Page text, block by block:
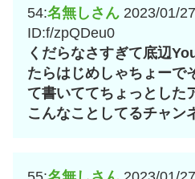
54:名無しさん 2023/01/
ID:f/zpQDeu0
くだらなさすぎて底辺
たらはじめしゃちょーで
て書いててちょっとした
こんなことしてるチャン